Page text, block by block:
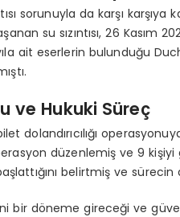
sorunuyla da karşı karşıya
su sızıntısı, 26 Kasım
ait eserlerin bulunduğu
ve Hukuki Süreç
dolandırıcılığı
düzenlemiş ve 9 kişiyi
belirtmiş ve sürecin
bir döneme gireceği ve